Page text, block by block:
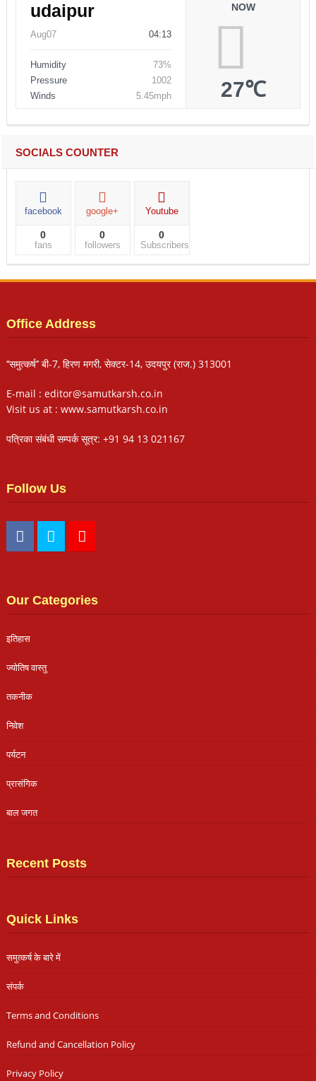
udaipur
Aug07 04:13
Humidity
73%
Pressure
1002
Winds
5.45mph
NOW
27℃
SOCIALS COUNTER
facebook
0
fans
google+
0
followers
Youtube
0
Subscribers
Office Address
‘‘समुत्कर्ष’’ बी-7, हिरण मगरी, सेक्टर-14, उदयपुर (राज.) 313001
E-mail : editor@samutkarsh.co.in
Visit us at : www.samutkarsh.co.in
पत्रिका संबंधी सम्पर्क सूत्र: +91 94 13 021167
Follow Us
Our Categories
इतिहास
ज्योतिष वास्तु
तकनीक
निवेश
पर्यटन
प्रासंगिक
बाल जगत
Recent Posts
Quick Links
समुत्कर्ष के बारे में
संपर्क
Terms and Conditions
Refund and Cancellation Policy
Privacy Policy